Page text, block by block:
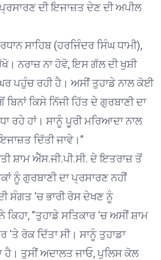
ਦੀ ਇਜਾਜ਼ਤ ਦੇਣ ਦੀ ਅਪੀਲ
ਸਾਹਿਬ (ਹਰਜਿੰਦਰ ਸਿੰਘ ਧਾਮੀ),
ਨਰਾਜ਼ ਨਾ ਹੋਵੋ, ਇਸ ਗੱਲ ਦੀ ਖੁਸ਼ੀ
ਪਹੁੰਚ ਰਹੀ ਹੈ। ਅਸੀਂ ਤੁਹਾਡੇ ਨਾਲ ਕੋਈ
ਕਿਸੇ ਨਿੱਜੀ ਹਿੱਤ ਦੇ ਗੁਰਬਾਣੀ ਦਾ
ਰਹੇ ਹਾਂ। ਸਾਨੂੰ ਪੂਰੀ ਮਰਿਆਦਾ ਨਾਲ
ਦਿੱਤੀ ਜਾਵੇ।”
ਸ਼ਾਮ ਐੱਸ.ਜੀ.ਪੀ.ਸੀ. ਦੇ ਇਤਰਾਜ਼ ਤੋਂ
ਨੂੰ ਗੁਰਬਾਣੀ ਦਾ ਪ੍ਰਸਾਰਣ ਨਹੀਂ
ਸੰਗਤ ‘ਚ ਭਾਰੀ ਰੋਸ ਦੇਖਣ ਨੂੰ
”ਤੁਹਾਡੇ ਸਤਿਕਾਰ ‘ਚ ਅਸੀਂ ਸ਼ਾਮ
ਰੋਕ ਦਿੱਤਾ ਸੀ। ਸਾਨੂੰ ਤੁਹਾਡਾ
ਹੈ। ਤੁਸੀਂ ਅਦਾਲਤ ਜਾਓ, ਪੁਲਿਸ ਕੋਲ